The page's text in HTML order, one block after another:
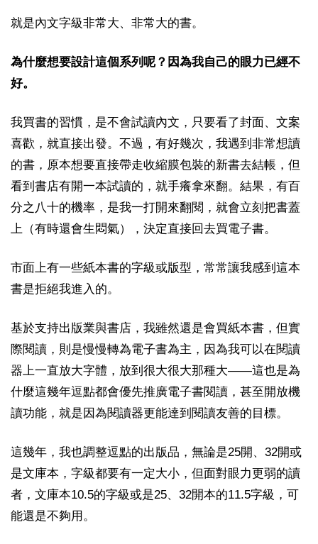
就是內文字級非常大、非常大的書。
為什麼想要設計這個系列呢？因為我自己的眼力已經不
好。
我買書的習慣，是不會試讀內文，只要看了封面、文案
喜歡，就直接出發。不過，有好幾次，我遇到非常想讀
的書，原本想要直接帶走收縮膜包裝的新書去結帳，但
看到書店有開一本試讀的，就手癢拿來翻。結果，有百
分之八十的機率，是我一打開來翻閱，就會立刻把書蓋
上（有時還會生悶氣），決定直接回去買電子書。
市面上有一些紙本書的字級或版型，常常讓我感到這本
書是拒絕我進入的。
基於支持出版業與書店，我雖然還是會買紙本書，但實
際閱讀，則是慢慢轉為電子書為主，因為我可以在閱讀
器上一直放大字體，放到很大很大那種大——這也是為
什麼這幾年逗點都會優先推廣電子書閱讀，甚至開放機
讀功能，就是因為閱讀器更能達到閱讀友善的目標。
這幾年，我也調整逗點的出版品，無論是25開、32開或
是文庫本，字級都要有一定大小，但面對眼力更弱的讀
者，文庫本10.5的字級或是25、32開本的11.5字級，可
能還是不夠用。